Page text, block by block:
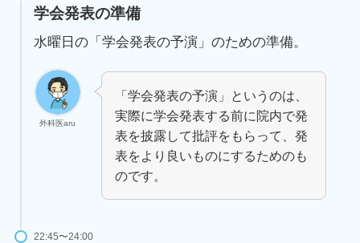
学会発表の準備
水曜日の「学会発表の予演」のための準備。
外科医aru
「学会発表の予演」というのは、
実際に学会発表する前に院内で発
表を披露して批評をもらって、発
表をより良いものにするためのも
のです。
22:45〜24:00